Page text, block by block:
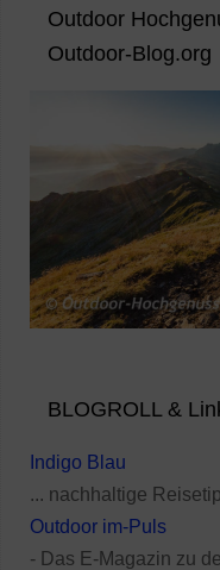
Outdoor
Outdoor-Blog.org
BLOGROLL &
Indigo Blau
... nachhaltige
Outdoor im-Puls
- Das E-Magazin zu